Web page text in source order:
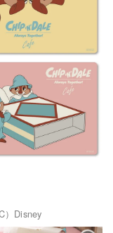
）Disney